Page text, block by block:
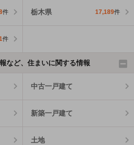
件 栃木県 17,189件
件
など、住まいに関する情報
中古一戸建て
新築一戸建て
土地